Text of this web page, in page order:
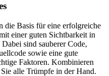
die Basis für eine erfolgreiche
einer guten Sichtbarkeit in
sind sauberer Code,
sowie eine gute
Faktoren. Kombinieren
alle Trümpfe in der Hand.